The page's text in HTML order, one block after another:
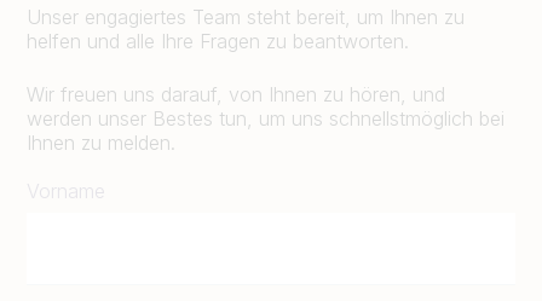
Unser engagiertes Team steht bereit, um Ihnen zu
helfen und alle Ihre Fragen zu beantworten.
Wir freuen uns darauf, von Ihnen zu hören, und
werden unser Bestes tun, um uns schnellstmöglich bei
Ihnen zu melden.
Vorname